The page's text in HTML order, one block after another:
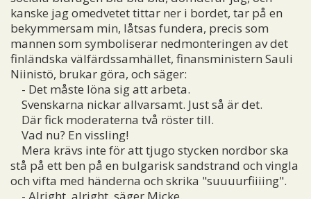
kanske jag omedvetet tittar ner i bordet, tar på en
bekymmersam min, låtsas fundera, precis som
mannen som symboliserar nedmonteringen av det
finländska välfärdssamhället, finansministern Sauli
Niinistö, brukar göra, och säger:
- Det måste löna sig att arbeta.
Svenskarna nickar allvarsamt. Just så är det.
Där fick moderaterna två röster till.
Vad nu? En vissling!
Mera krävs inte för att tjugo stycken nordbor ska
stå på ett ben på en bulgarisk sandstrand och vingla
och vifta med händerna och skrika "suuuurfiiiing".